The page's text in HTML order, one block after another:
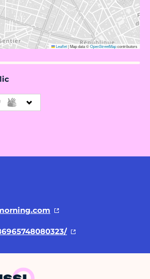
Leaflet|Map data ©OpenStreetMapcontributors